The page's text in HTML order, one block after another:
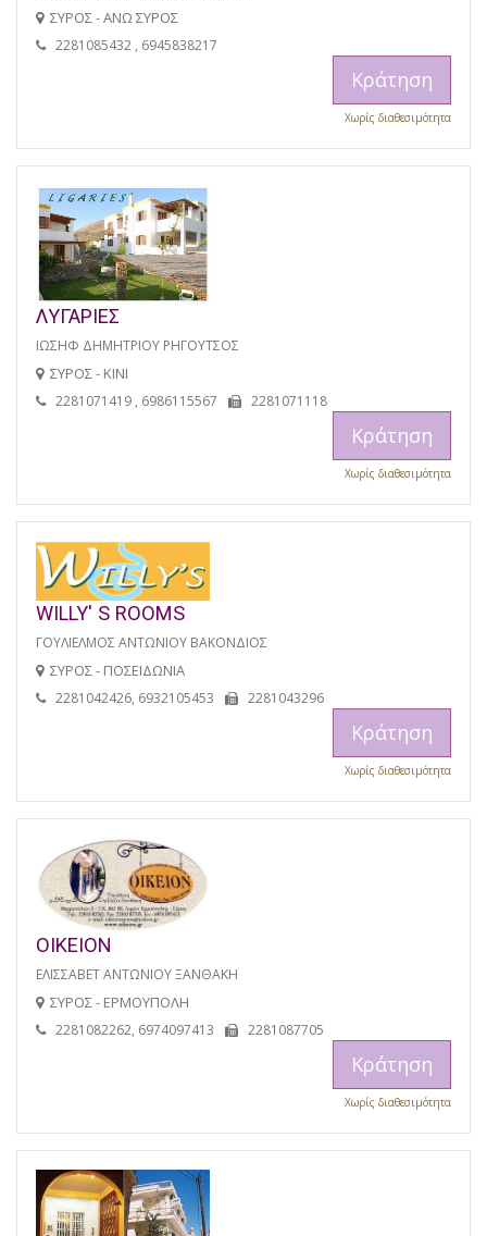
ΣΥΡΟΣ - ΑΝΩ ΣΥΡΟΣ
2281085432 , 6945838217
Κράτηση
Χωρίς διαθεσιμότητα
ΛΥΓΑΡΙΕΣ
ΙΩΣΗΦ ΔΗΜΗΤΡΙΟΥ ΡΗΓΟΥΤΣΟΣ
ΣΥΡΟΣ - ΚΙΝΙ
2281071419 , 6986115567 2281071118
Κράτηση
Χωρίς διαθεσιμότητα
WILLY' S ROOMS
ΓΟΥΛΙΕΛΜΟΣ ΑΝΤΩΝΙΟΥ ΒΑΚΟΝΔΙΟΣ
ΣΥΡΟΣ - ΠΟΣΕΙΔΩΝΙΑ
2281042426, 6932105453 2281043296
Κράτηση
Χωρίς διαθεσιμότητα
ΟΙΚΕΙΟΝ
ΕΛΙΣΣΑΒΕΤ ΑΝΤΩΝΙΟΥ ΞΑΝΘΑΚΗ
ΣΥΡΟΣ - ΕΡΜΟΥΠΟΛΗ
2281082262, 6974097413 2281087705
Κράτηση
Χωρίς διαθεσιμότητα